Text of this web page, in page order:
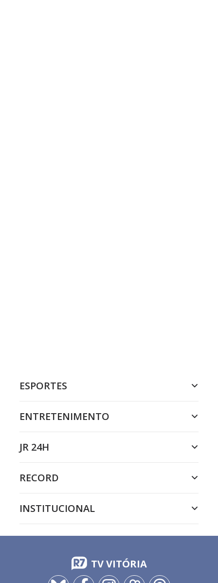
ESPORTES
ENTRETENIMENTO
JR 24H
RECORD
INSTITUCIONAL
TV VITÓRIA